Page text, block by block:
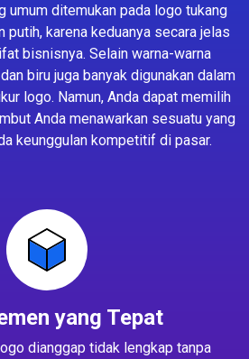
umum ditemukan pada logo tukang
putih, karena keduanya secara jelas
bisnisnya. Selain warna-warna
biru juga banyak digunakan dalam
logo. Namun, Anda dapat memilih
Anda menawarkan sesuatu yang
keunggulan kompetitif di pasar.
yang Tepat
dianggap tidak lengkap tanpa